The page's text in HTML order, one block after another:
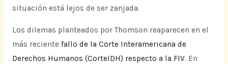
situación está lejos de ser zanjada.
Los dilemas planteados por Thomson reaparecen en el
más reciente fallo de la Corte Interamericana de
Derechos Humanos (CorteIDH) respecto a la FIV. En